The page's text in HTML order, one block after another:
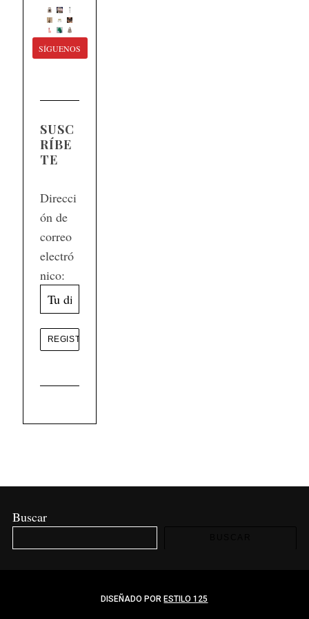
SÍGUENOS
SUSC
RÍBE
TE
Direcci
ón de
correo
electró
nico:
Buscar
DISEÑADO POR ESTILO 125